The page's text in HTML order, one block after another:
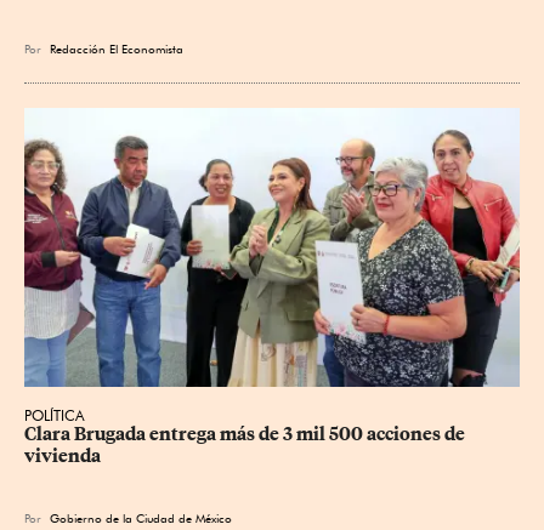
Por Redacción El Economista
POLÍTICA
Clara Brugada entrega más de 3 mil 500 acciones de
vivienda
Por Gobierno de la Ciudad de México